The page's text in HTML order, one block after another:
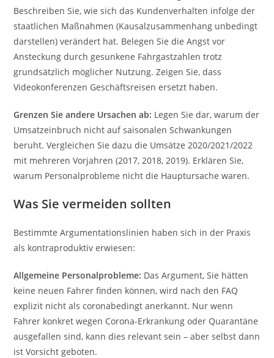
Beschreiben Sie, wie sich das Kundenverhalten infolge der
staatlichen Maßnahmen (Kausalzusammenhang unbedingt
darstellen) verändert hat. Belegen Sie die Angst vor
Ansteckung durch gesunkene Fahrgastzahlen trotz
grundsätzlich möglicher Nutzung. Zeigen Sie, dass
Videokonferenzen Geschäftsreisen ersetzt haben.
Grenzen Sie andere Ursachen ab: Legen Sie dar, warum der
Umsatzeinbruch nicht auf saisonalen Schwankungen
beruht. Vergleichen Sie dazu die Umsätze 2020/2021/2022
mit mehreren Vorjahren (2017, 2018, 2019). Erklären Sie,
warum Personalprobleme nicht die Hauptursache waren.
Was Sie vermeiden sollten
Bestimmte Argumentationslinien haben sich in der Praxis
als kontraproduktiv erwiesen:
Allgemeine Personalprobleme: Das Argument, Sie hätten
keine neuen Fahrer finden können, wird nach den FAQ
explizit nicht als coronabedingt anerkannt. Nur wenn
Fahrer konkret wegen Corona-Erkrankung oder Quarantäne
ausgefallen sind, kann dies relevant sein – aber selbst dann
ist Vorsicht geboten.